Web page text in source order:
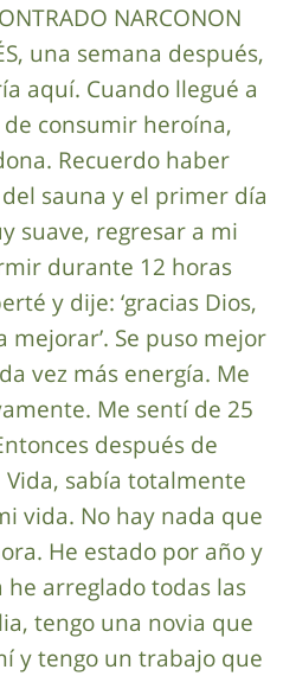
NARCONON
una semana después,
aquí. Cuando llegué a
consumir heroína,
Recuerdo haber
sauna y el primer día
suave, regresar a mi
durante 12 horas
y dije: ‘gracias Dios,
mejorar’. Se puso mejor
vez más energía. Me
Me sentí de 25
después de
sabía totalmente
vida. No hay nada que
He estado por año y
arreglado todas las
tengo una novia que
y tengo un trabajo que